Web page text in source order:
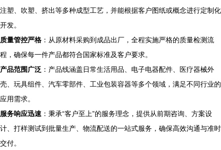
注塑、吹塑、挤出等多种成型工艺，并能根据客户图纸或概念进行定制化
开发。
质量管控严格 ：从原材料采购到成品出厂，全程实施严格的质量检测流
程，确保每一件产品都符合国家标准及客户要求。
产品范围广泛 ：产品线涵盖日常生活用品、电子电器配件、医疗器械外
壳、玩具组件、汽车零部件、工业包装容器等多个领域，满足不同行业的
应用需求。
服务响应迅速 ：秉承“客户至上”的服务理念，提供从前期咨询、方案设
计、打样测试到批量生产、物流配送的一站式服务，确保高效沟通与准时
交付。